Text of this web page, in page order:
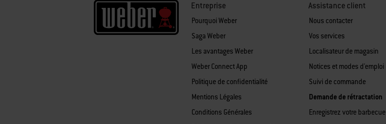
Entreprise
Pourquoi Weber
Saga Weber
Les avantages Weber
Weber Connect App
Politique de confidentialité
Mentions Légales
Conditions Générales
Assistance client
Nous contacter
Vos services
Localisateur de magasin
Notices et modes d'emploi
Suivi de commande
Demande de rétractation
Enregistrez votre barbecue